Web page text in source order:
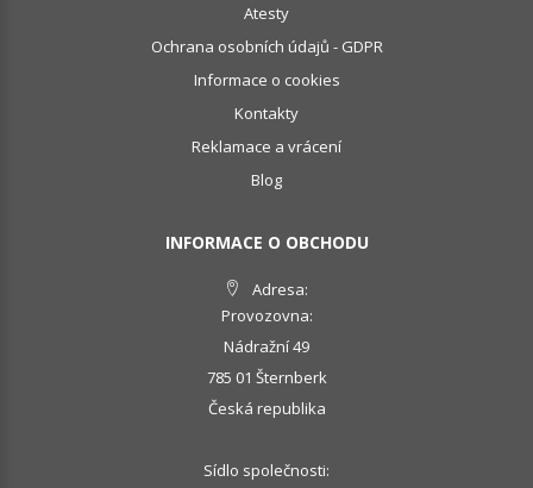
Atesty
Ochrana osobních údajů - GDPR
Informace o cookies
Kontakty
Reklamace a vrácení
Blog
INFORMACE O OBCHODU
Adresa:
Provozovna:
Nádražní 49
785 01 Šternberk
Česká republika
Sídlo společnosti: